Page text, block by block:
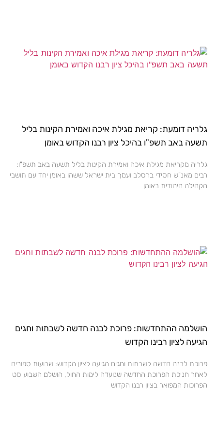
גלריה דומעת: קריאת מגילת איכה ואמירת הקינות בליל
תשעה באב תשפ"ו בהיכל ציון רבנו הקדוש באומן
גלריה מקריאת מגילת איכה ואמירת הקינות בליל תשעה באב תשפ"ו:
רבים מאנ"ש חסידי ברסלב ועמך בית ישראל ששהו באומן יחד עם תושבי
הקהילה היהודית באומן
הושלמה ההתחדשות: פרוכת לבנה חדשה לשבתות וחגים
הגיעה לציון רבינו הקדוש
פרוכת לבנה חדשה לשבתות וחגים הגיעה לציון הקדוש: שבועות ספורים
לאחר חניכת הפרוכת החדשה שנועדה לימות החול, הושלם השבוע סט
הפרוכות המפואר בציון רבנו הקדוש